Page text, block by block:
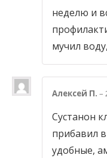
неделю и
мучил
Алексей П. –
Сустанон
прибавил
удобные,